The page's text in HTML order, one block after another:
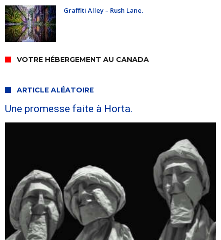
Graffiti Alley – Rush Lane.
VOTRE HÉBERGEMENT AU CANADA
ARTICLE ALÉATOIRE
Une promesse faite à Horta.